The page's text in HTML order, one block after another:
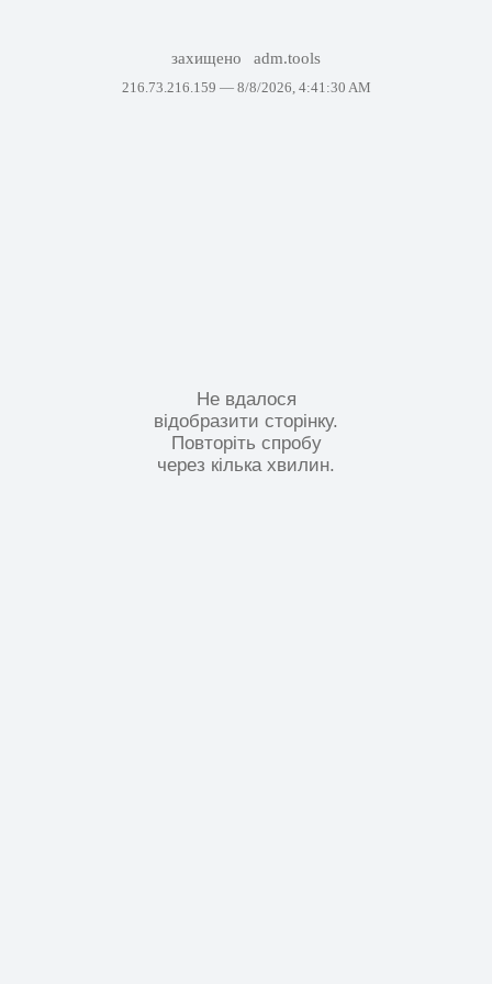
захищено adm.tools
216.73.216.159 — 8/8/2026, 4:41:30 AM
Не вдалося
відобразити сторінку.
Повторіть спробу
через кілька хвилин.